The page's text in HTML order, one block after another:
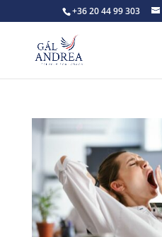
+36 20 44 99 303